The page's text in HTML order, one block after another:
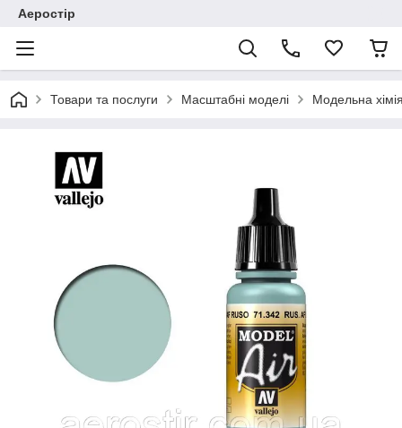
Аеростір
Товари та послуги Масштабні моделі Модельна